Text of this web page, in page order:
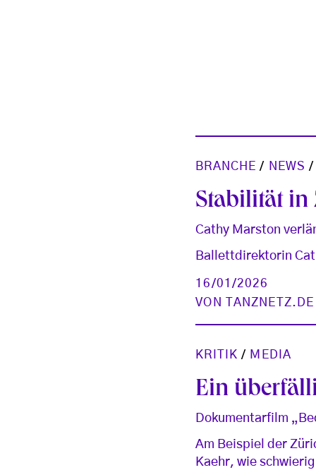
BRANCHE / NEWS
Stabilität in
Cathy Marston
Ballettdirektorin
16/01/2026
VON
KRITIK / MEDIA
Ein
Dokumentarfilm
Am Beispiel der
Kaehr, wie